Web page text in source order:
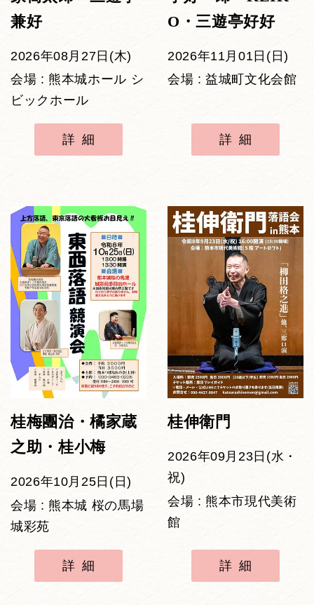
兼好
2026年08月27日(木)
会場 : 熊本城ホール シ
ビックホール
詳細
O・三遊亭好好
2026年11月01日(日)
会場 : 益城町文化会館
詳細
桂梅團治・橘家蔵
之助・桂小梅
2026年10月25日(日)
会場 : 熊本城 桜の馬場
城彩苑
詳細
桂伸衛門
2026年09月23日(水・
祝)
会場 : 熊本市現代美術
館
詳細